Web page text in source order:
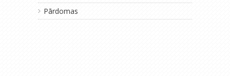
Pārdomas